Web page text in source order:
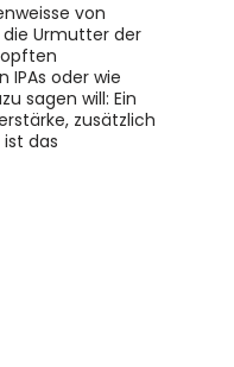
von
die Urmutter der
IPAs oder wie
sagen will: Ein
zusätzlich
das